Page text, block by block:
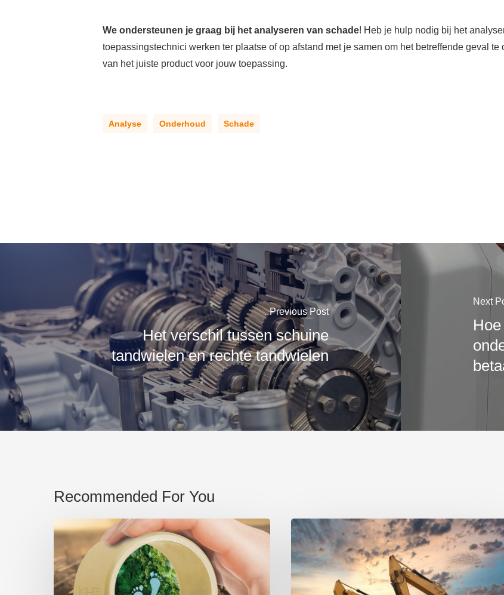
We ondersteunen je graag bij het analyseren van schade! Heb je hulp nodig bij het
toepassingstechnici werken ter plaatse of op afstand met je samen om het betreffende geval
van het juiste product voor jouw toepassing.
Analyse Onderhoud Schade
Previous Post
Het verschil tussen schuine
tandwielen en rechte tandwielen
Next
Recommended For You